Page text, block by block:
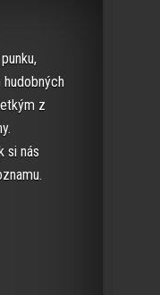
z
si nás